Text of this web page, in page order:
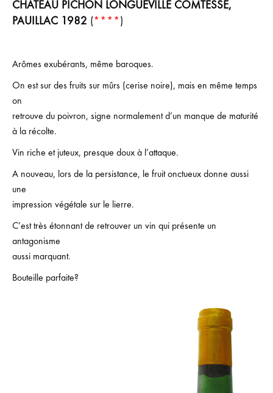
CHATEAU PICHON LONGUEVILLE COMTESSE,
PAUILLAC 1982 (****)
Arômes exubérants, même baroques.
On est sur des fruits sur mûrs (cerise noire), mais en même temps
on
retrouve du poivron, signe normalement d’un manque de maturité
à la récolte.
Vin riche et juteux, presque doux à l’attaque.
A nouveau, lors de la persistance, le fruit onctueux donne aussi
une
impression végétale sur le lierre.
C’est très étonnant de retrouver un vin qui présente un
antagonisme
aussi marquant.
Bouteille parfaite?